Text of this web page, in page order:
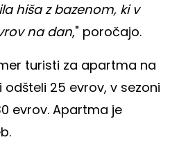
hiša z bazenom, ki v
na dan," poročajo.
turisti za apartma na
odšteli 25 evrov, v sezoni
evrov. Apartma je